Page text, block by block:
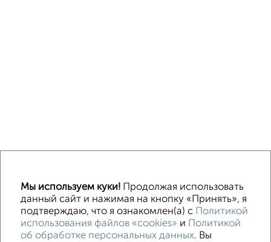
Машиноместа в паркинге Без посредников
Контакты
Политика конфиденциальности
Мы используем куки! Продолжая использовать
данный сайт и нажимая на кнопку «Принять», я
подтверждаю, что я ознакомлен(а) с Политикой
использования файлов «cookies» и Политикой
об обработке персональных данных. Вы